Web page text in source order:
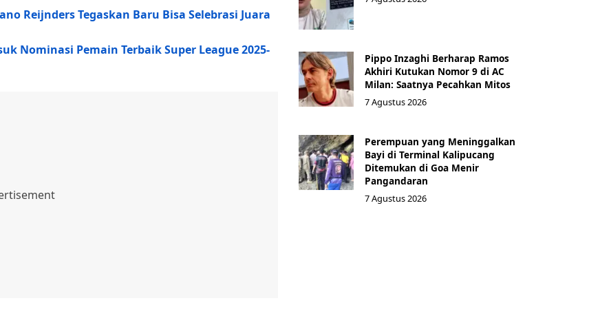
Reijnders Tegaskan Baru Bisa Selebrasi Juara
Nominasi Pemain Terbaik Super League 2025-
Pippo Inzaghi Berharap Ramos
Akhiri Kutukan Nomor 9 di AC
Milan: Saatnya Pecahkan Mitos
7 Agustus 2026
Perempuan yang Meninggalkan
Bayi di Terminal Kalipucang
Ditemukan di Goa Menir
Pangandaran
7 Agustus 2026